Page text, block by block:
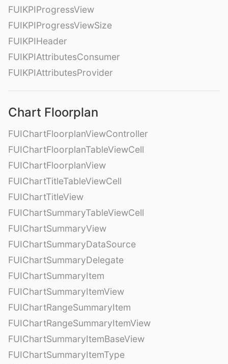
FUIKPIProgressView
FUIKPIProgressViewSize
FUIKPIHeader
FUIKPIAttributesConsumer
FUIKPIAttributesProvider
Chart Floorplan
FUIChartFloorplanViewController
FUIChartFloorplanTableViewCell
FUIChartFloorplanView
FUIChartTitleTableViewCell
FUIChartTitleView
FUIChartSummaryTableViewCell
FUIChartSummaryView
FUIChartSummaryDataSource
FUIChartSummaryDelegate
FUIChartSummaryItem
FUIChartSummaryItemView
FUIChartRangeSummaryItem
FUIChartRangeSummaryItemView
FUIChartSummaryItemBaseView
FUIChartSummaryItemType